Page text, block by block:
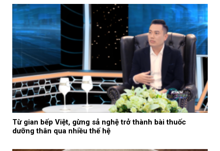
Từ gian bếp Việt, gừng sả nghệ trở thành bài thuốc
dưỡng thân qua nhiều thế hệ